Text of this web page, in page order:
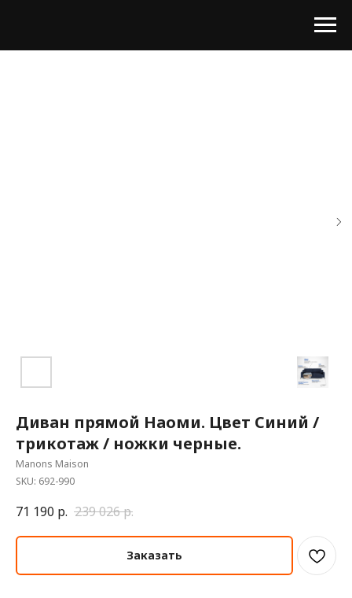
Диван прямой Наоми. Цвет Синий /
трикотаж / ножки черные.
Manons Maison
SKU: 692-990
71 190 р. 239 026р.
Заказать